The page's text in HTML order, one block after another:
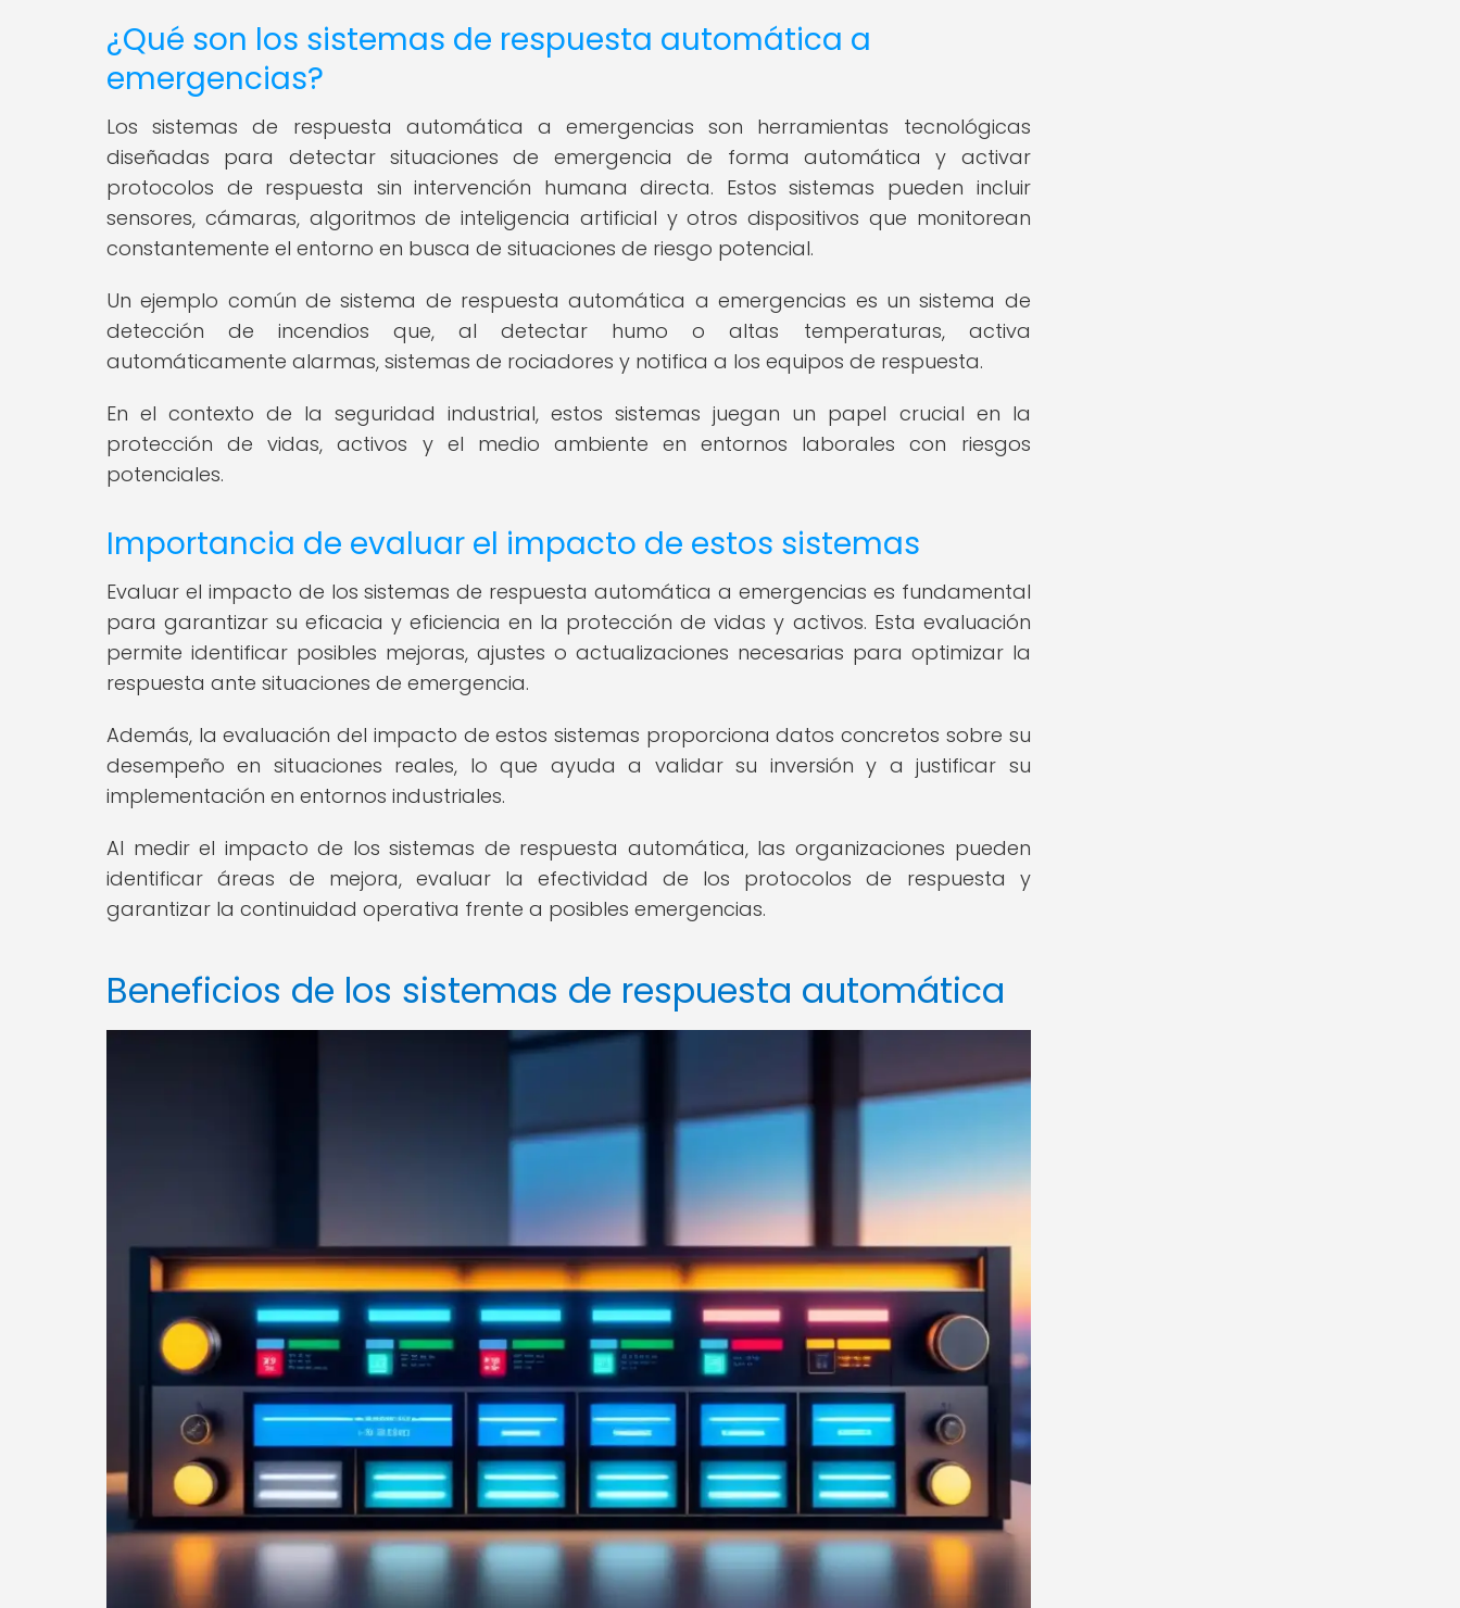
¿Qué son los sistemas de respuesta automática a
emergencias?
Los sistemas de respuesta automática a emergencias son herramientas tecnológicas
diseñadas para detectar situaciones de emergencia de forma automática y activar
protocolos de respuesta sin intervención humana directa. Estos sistemas pueden incluir
sensores, cámaras, algoritmos de inteligencia artificial y otros dispositivos que monitorean
constantemente el entorno en busca de situaciones de riesgo potencial.
Un ejemplo común de sistema de respuesta automática a emergencias es un sistema de
detección de incendios que, al detectar humo o altas temperaturas, activa
automáticamente alarmas, sistemas de rociadores y notifica a los equipos de respuesta.
En el contexto de la seguridad industrial, estos sistemas juegan un papel crucial en la
protección de vidas, activos y el medio ambiente en entornos laborales con riesgos
potenciales.
Importancia de evaluar el impacto de estos sistemas
Evaluar el impacto de los sistemas de respuesta automática a emergencias es fundamental
para garantizar su eficacia y eficiencia en la protección de vidas y activos. Esta evaluación
permite identificar posibles mejoras, ajustes o actualizaciones necesarias para optimizar la
respuesta ante situaciones de emergencia.
Además, la evaluación del impacto de estos sistemas proporciona datos concretos sobre su
desempeño en situaciones reales, lo que ayuda a validar su inversión y a justificar su
implementación en entornos industriales.
Al medir el impacto de los sistemas de respuesta automática, las organizaciones pueden
identificar áreas de mejora, evaluar la efectividad de los protocolos de respuesta y
garantizar la continuidad operativa frente a posibles emergencias.
Beneficios de los sistemas de respuesta automática